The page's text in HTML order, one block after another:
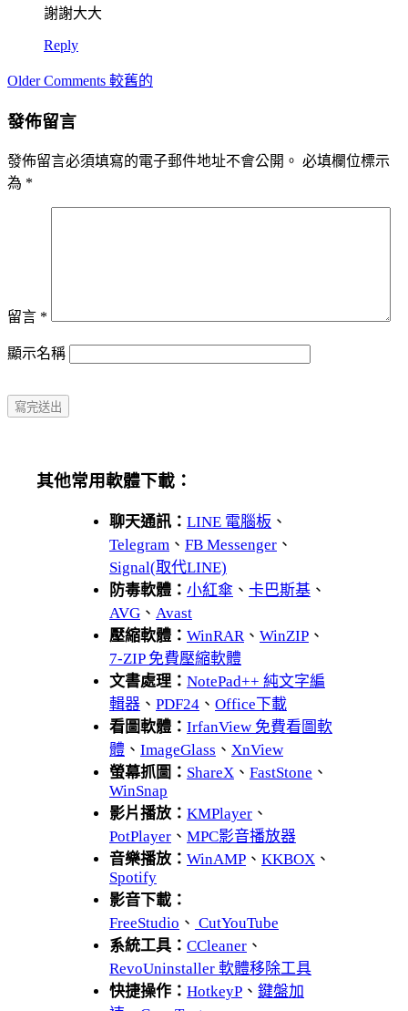
謝謝大大
Reply
Comment
Older Comments 較舊的
發佈留言
發佈留言必須填寫的電子郵件地址不會公開。 必填欄位標示
為 *
留言 *
顯示名稱
其他常用軟體下載：
聊天通訊： LINE 電腦板 、
Telegram 、 FB Messenger 、
Signal(取代LINE)
防毒軟體： 小紅傘 、 卡巴斯基 、
AVG 、 Avast
壓縮軟體： WinRAR 、 WinZIP 、
7-ZIP 免費壓縮軟體
文書處理： NotePad++ 純文字編
輯器 、 PDF24 、 Office下載
看圖軟體： IrfanView 免費看圖軟
體 、 ImageGlass 、 XnView
螢幕抓圖： ShareX 、 FastStone 、
WinSnap
影片播放： KMPlayer 、
PotPlayer 、 MPC影音播放器
音樂播放： WinAMP 、 KKBOX 、
Spotify
影音下載：
FreeStudio 、 CutYouTube
系統工具： CCleaner 、
RevoUninstaller 軟體移除工具
快捷操作： HotkeyP 、 鍵盤加